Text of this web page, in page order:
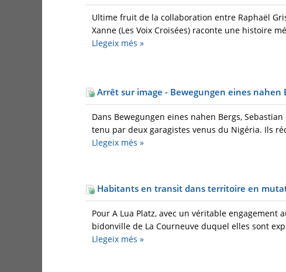
Ultime fruit de la collaboration entre Raphaël
Xanne (Les Voix Croisées) raconte une histoire
Llegeix més »
Arrêt sur image - Bewegungen eines nahen
Dans Bewegungen eines nahen Bergs,
tenu par deux garagistes venus du Nigéria. Ils
Llegeix més »
Habitants en transit dans territoire en
Pour A Lua Platz, avec un véritable engagement
bidonville de La Courneuve duquel elles sont
Llegeix més »